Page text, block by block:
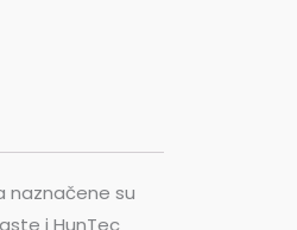
naznačene su
i HunTec